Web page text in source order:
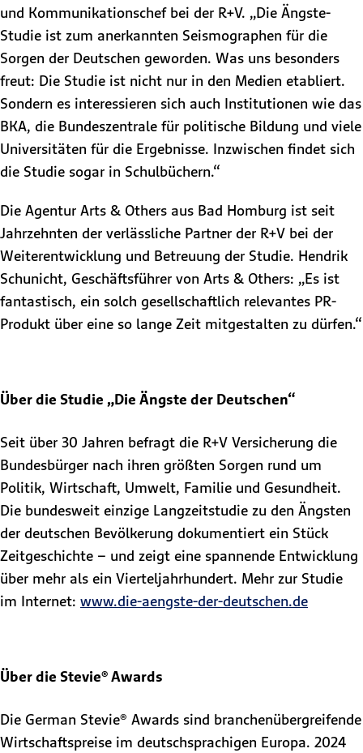
und Kommunikationschef bei der R+V. „Die Ängste-
Studie ist zum anerkannten Seismographen für die
Sorgen der Deutschen geworden. Was uns besonders
freut: Die Studie ist nicht nur in den Medien etabliert.
Sondern es interessieren sich auch Institutionen wie das
BKA, die Bundeszentrale für politische Bildung und viele
Universitäten für die Ergebnisse. Inzwischen findet sich
die Studie sogar in Schulbüchern.“
Die Agentur Arts & Others aus Bad Homburg ist seit
Jahrzehnten der verlässliche Partner der R+V bei der
Weiterentwicklung und Betreuung der Studie. Hendrik
Schunicht, Geschäftsführer von Arts & Others: „Es ist
fantastisch, ein solch gesellschaftlich relevantes PR-
Produkt über eine so lange Zeit mitgestalten zu dürfen.“
Über die Studie „Die Ängste der Deutschen“
Seit über 30 Jahren befragt die R+V Versicherung die
Bundesbürger nach ihren größten Sorgen rund um
Politik, Wirtschaft, Umwelt, Familie und Gesundheit.
Die bundesweit einzige Langzeitstudie zu den Ängsten
der deutschen Bevölkerung dokumentiert ein Stück
Zeitgeschichte – und zeigt eine spannende Entwicklung
über mehr als ein Vierteljahrhundert. Mehr zur Studie
im Internet: www.die-aengste-der-deutschen.de
Über die Stevie® Awards
Die German Stevie® Awards sind branchenübergreifende
Wirtschaftspreise im deutschsprachigen Europa. 2024